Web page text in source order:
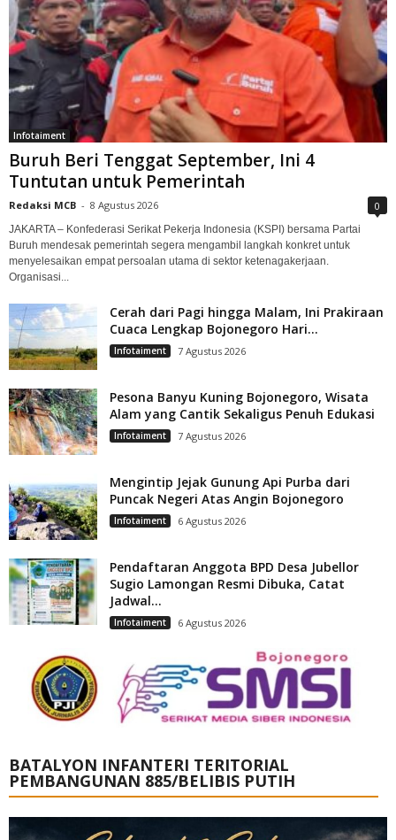
Infotaiment
Buruh Beri Tenggat September, Ini 4
Tuntutan untuk Pemerintah
Redaksi MCB - 8 Agustus 2026 0
JAKARTA – Konfederasi Serikat Pekerja Indonesia (KSPI) bersama Partai
Buruh mendesak pemerintah segera mengambil langkah konkret untuk
menyelesaikan empat persoalan utama di sektor ketenagakerjaan.
Organisasi...
Cerah dari Pagi hingga Malam, Ini Prakiraan
Cuaca Lengkap Bojonegoro Hari...
Infotaiment 7 Agustus 2026
Pesona Banyu Kuning Bojonegoro, Wisata
Alam yang Cantik Sekaligus Penuh Edukasi
Infotaiment 7 Agustus 2026
Mengintip Jejak Gunung Api Purba dari
Puncak Negeri Atas Angin Bojonegoro
Infotaiment 6 Agustus 2026
Pendaftaran Anggota BPD Desa Jubellor
Sugio Lamongan Resmi Dibuka, Catat
Jadwal...
Infotaiment 6 Agustus 2026
BATALYON INFANTERI TERITORIAL
PEMBANGUNAN 885/BELIBIS PUTIH